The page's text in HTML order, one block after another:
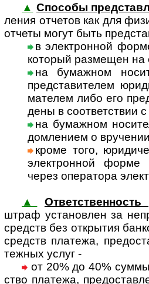
▲ Способы
ле­ния отче­тов как для
отчеты могут быть
в электронной
кото­рый раз­ме­щен
на бумажном
пред­ста­ви­те­лем
ма­те­лем либо его
дены в соот­вет­ст­вии
на бумажном
дом­ле­нием о вру­чении
кроме того,
элек­т­рон­ной форме
через опе­ра­тора
▲
штраф уста­нов­лен за
средств без откры­тия
средств пла­тежа,
теж­ных услуг -
от 20% до 40%
ство пла­тежа,